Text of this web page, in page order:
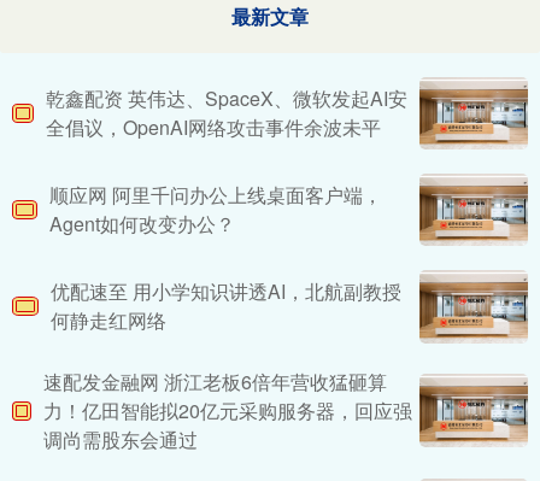
最新文章
乾鑫配资 英伟达、SpaceX、微软发起AI安
全倡议，OpenAI网络攻击事件余波未平
顺应网 阿里千问办公上线桌面客户端，
Agent如何改变办公？
优配速至 用小学知识讲透AI，北航副教授
何静走红网络
速配发金融网 浙江老板6倍年营收猛砸算
力！亿田智能拟20亿元采购服务器，回应强
调尚需股东会通过